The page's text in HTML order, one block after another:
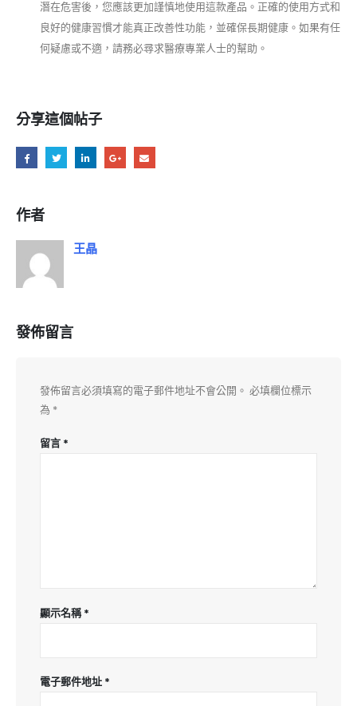
潛在危害後，您應該更加謹慎地使用這款產品。正確的使用方式和
良好的健康習慣才能真正改善性功能，並確保長期健康。如果有任
何疑慮或不適，請務必尋求醫療專業人士的幫助。
分享這個帖子
作者
王晶
發佈留言
發佈留言必須填寫的電子郵件地址不會公開。 必填欄位標示
為 *
留言 *
顯示名稱*
電子郵件地址 *